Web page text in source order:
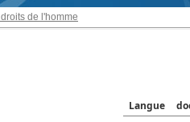
de l'homme
Langue